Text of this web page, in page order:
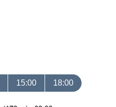
15:00 18:00